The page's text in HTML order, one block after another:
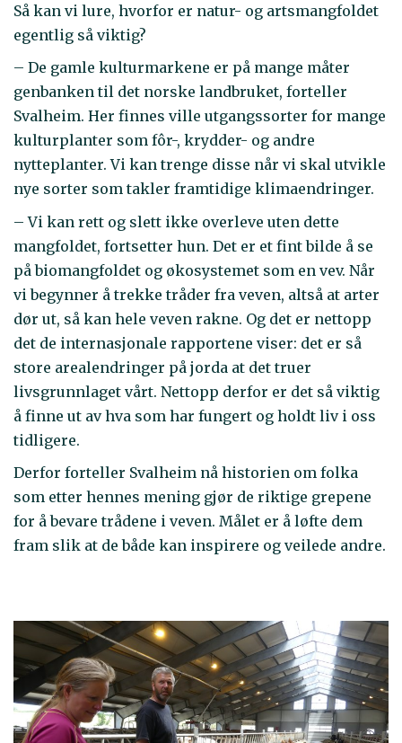
Så kan vi lure, hvorfor er natur- og artsmangfoldet
egentlig så viktig?
– De gamle kulturmarkene er på mange måter
genbanken til det norske landbruket, forteller
Svalheim. Her finnes ville utgangssorter for mange
kulturplanter som fôr-, krydder- og andre
nytteplanter. Vi kan trenge disse når vi skal utvikle
nye sorter som takler framtidige klimaendringer.
– Vi kan rett og slett ikke overleve uten dette
mangfoldet, fortsetter hun. Det er et fint bilde å se
på biomangfoldet og økosystemet som en vev. Når
vi begynner å trekke tråder fra veven, altså at arter
dør ut, så kan hele veven rakne. Og det er nettopp
det de internasjonale rapportene viser: det er så
store arealendringer på jorda at det truer
livsgrunnlaget vårt. Nettopp derfor er det så viktig
å finne ut av hva som har fungert og holdt liv i oss
tidligere.
Derfor forteller Svalheim nå historien om folka
som etter hennes mening gjør de riktige grepene
for å bevare trådene i veven. Målet er å løfte dem
fram slik at de både kan inspirere og veilede andre.